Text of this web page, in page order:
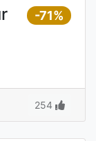
-71%
254